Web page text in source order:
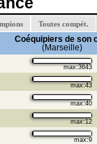
Toutes compét.
Coéquipiers de son
(Marseille)
max:3643
max:43
max:40
max:12
max:9